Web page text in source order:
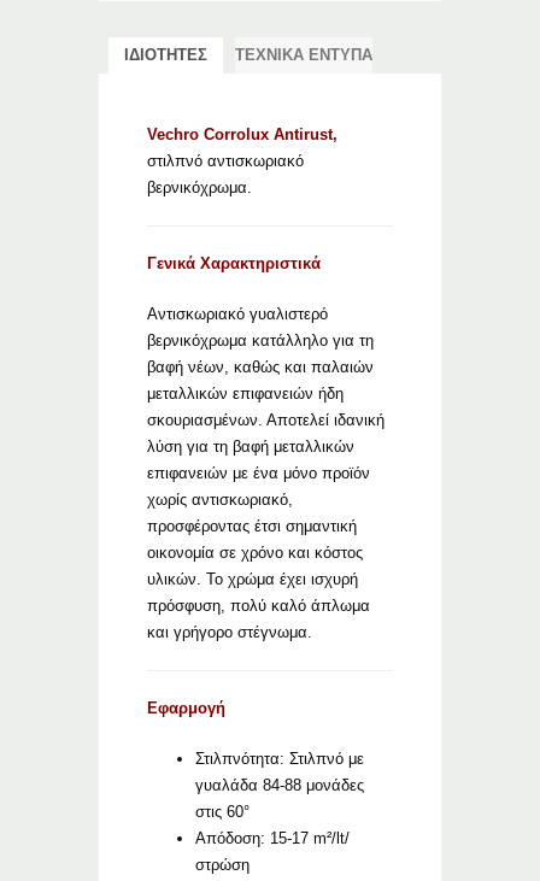
ΙΔΙΟΤΗΤΕΣ ΤΕΧΝΙΚΑ ΕΝΤΥΠΑ
Vechro Corrolux Antirust,
στιλπνό αντισκωριακό
βερνικόχρωμα.
Γενικά Χαρακτηριστικά
Αντισκωριακό γυαλιστερό
βερνικόχρωμα κατάλληλο για τη
βαφή νέων, καθώς και παλαιών
μεταλλικών επιφανειών ήδη
σκουριασμένων. Αποτελεί ιδανική
λύση για τη βαφή μεταλλικών
επιφανειών με ένα μόνο προϊόν
χωρίς αντισκωριακό,
προσφέροντας έτσι σημαντική
οικονομία σε χρόνο και κόστος
υλικών. Το χρώμα έχει ισχυρή
πρόσφυση, πολύ καλό άπλωμα
και γρήγορο στέγνωμα.
Εφαρμογή
Στιλπνότητα: Στιλπνό με
γυαλάδα 84-88 μονάδες
στις 60°
Απόδοση: 15-17 m²/lt/
στρώση